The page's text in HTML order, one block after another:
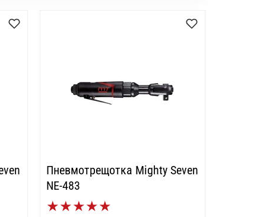
Пневмотрещотка Mighty Seven
NE-483
★★★★★